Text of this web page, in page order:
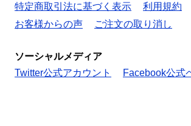
特定商取引法に基づく表示
利用規約
お客様からの声
ご注文の取り消し
ソーシャルメディア
Twitter公式アカウント
Facebook公式